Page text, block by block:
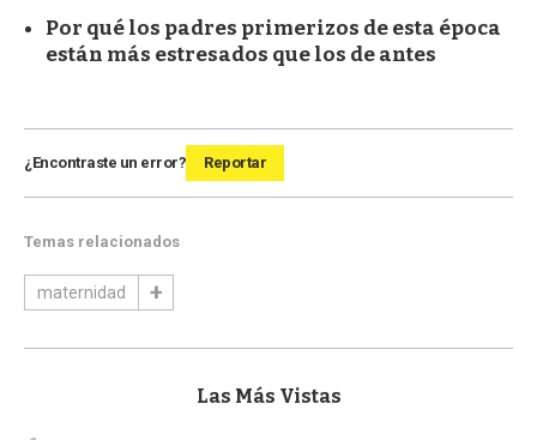
Por qué los padres primerizos de esta época
están más estresados que los de antes
¿Encontraste un error? Reportar
Temas relacionados
maternidad
Las Más Vistas